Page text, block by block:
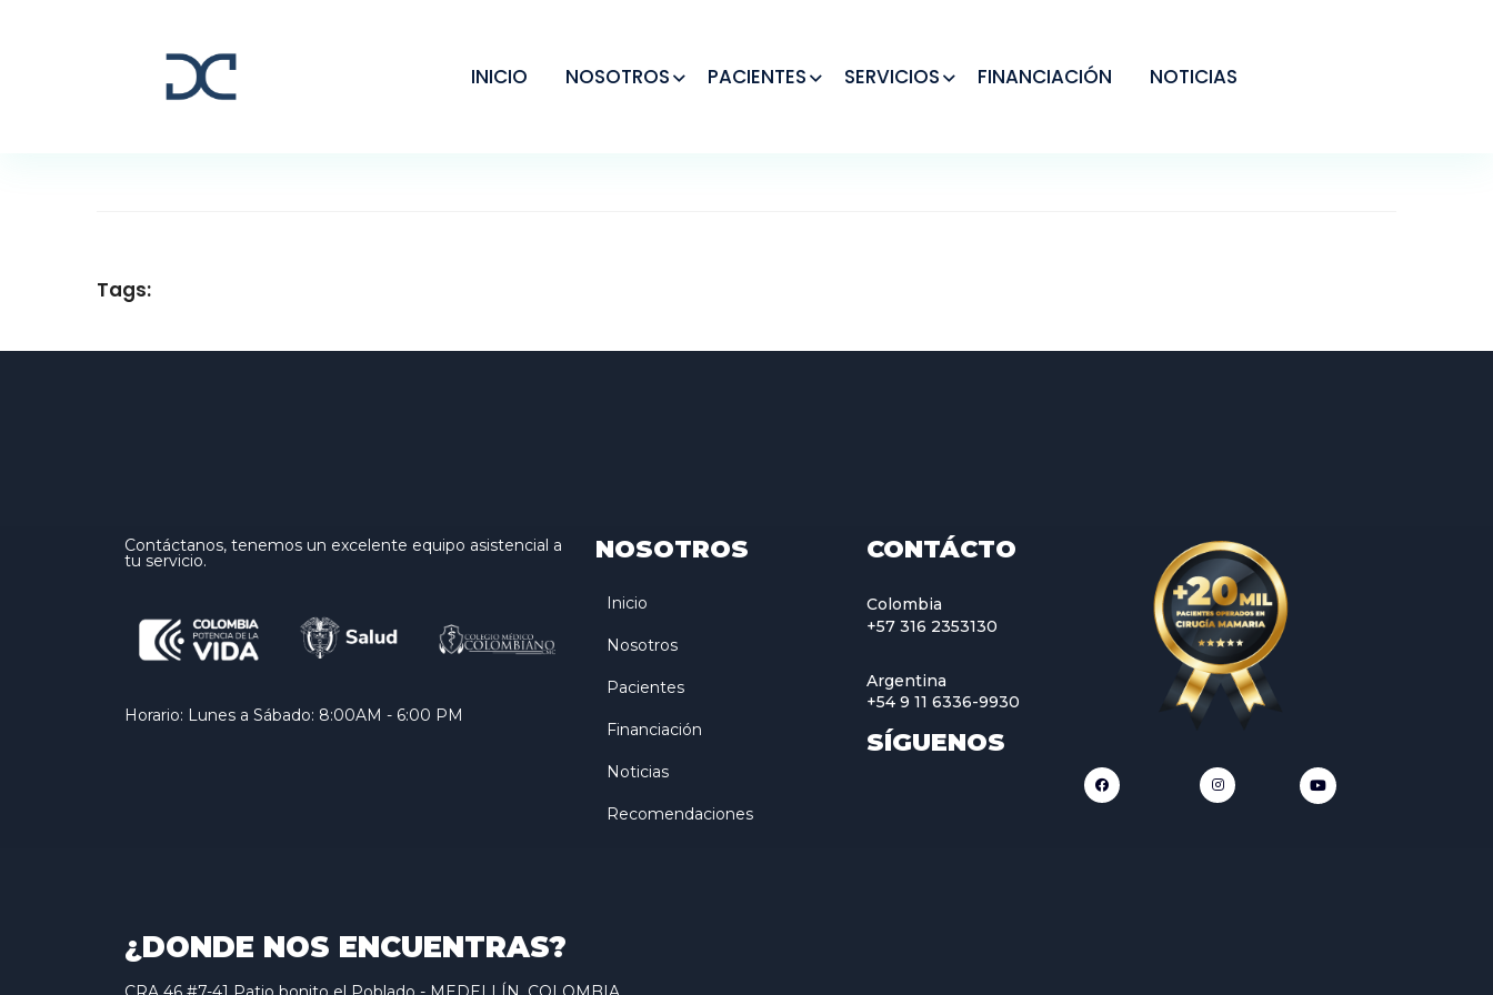
INICIO NOSOTROS PACIENTES SERVICIOS FINANCIACIÓN NOTICIAS
Tags:
Contáctanos, tenemos un excelente equipo asistencial a
tu servicio.
Horario: Lunes a Sábado: 8:00AM - 6:00 PM
NOSOTROS
Inicio
Nosotros
Pacientes
Financiación
Noticias
Recomendaciones
CONTÁCTO
Colombia
+57 316 2353130
Argentina
+54 9 11 6336-9930
SÍGUENOS
¿DONDE NOS ENCUENTRAS?